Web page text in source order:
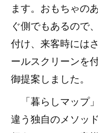
ます。おもちゃの
ぐ側でもあるので
付け、来客時には
ールスクリーンを
御提案しました。
「暮らしマップ
違う独自のメソッ